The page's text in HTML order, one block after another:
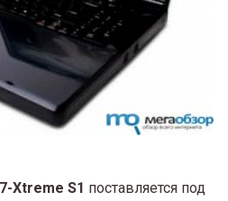
Xtreme S1 поставляется под